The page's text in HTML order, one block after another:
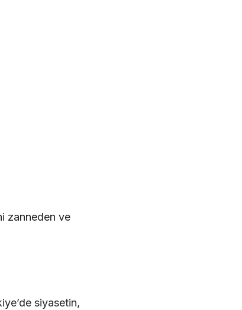
zanneden ve
siyasetin,